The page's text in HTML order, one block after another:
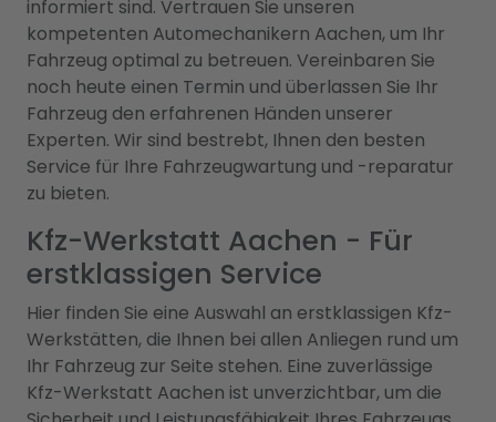
informiert sind. Vertrauen Sie unseren
kompetenten Automechanikern Aachen, um Ihr
Fahrzeug optimal zu betreuen. Vereinbaren Sie
noch heute einen Termin und überlassen Sie Ihr
Fahrzeug den erfahrenen Händen unserer
Experten. Wir sind bestrebt, Ihnen den besten
Service für Ihre Fahrzeugwartung und -reparatur
zu bieten.
Kfz-Werkstatt Aachen - Für
erstklassigen Service
Hier finden Sie eine Auswahl an erstklassigen Kfz-
Werkstätten, die Ihnen bei allen Anliegen rund um
Ihr Fahrzeug zur Seite stehen. Eine zuverlässige
Kfz-Werkstatt Aachen ist unverzichtbar, um die